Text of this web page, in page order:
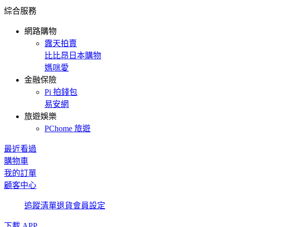
綜合服務
網路購物
露天拍賣
比比昂日本購物
媽咪愛
金融保險
Pi 拍錢包
易安網
旅遊娛樂
PChome 旅遊
最近看過
購物車
我的訂單
顧客中心
追蹤清單退貨會員設定